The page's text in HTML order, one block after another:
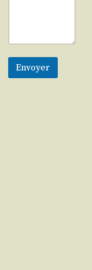
Envoyer